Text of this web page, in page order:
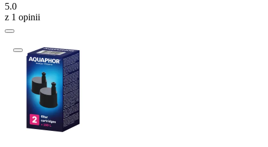
5.0
z 1 opinii